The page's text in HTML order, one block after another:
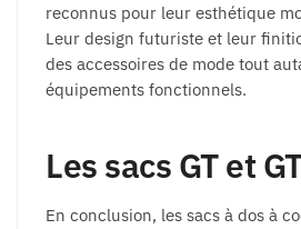
reconnus pour leur esthétique
Leur design futuriste et leur
des accessoires de mode tout
équipements fonctionnels.
Les sacs GT et
En conclusion, les sacs à dos à